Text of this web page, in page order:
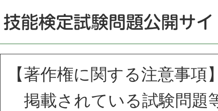
【著作権に関する注意事項
掲載されている試験問題